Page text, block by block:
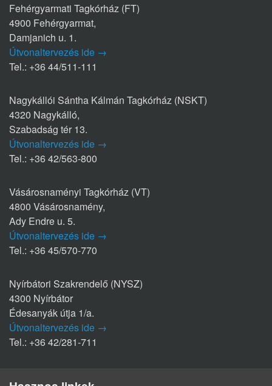
Fehérgyarmati Tagkórház (FT)
4900 Fehérgyarmat,
Damjanich u. 1.
Útvonaltervezés ide →
Tel.: +36 44/511-111
Nagykállói Sántha Kálmán Tagkórház (NSKT)
4320 Nagykálló,
Szabadság tér 13.
Útvonaltervezés ide →
Tel.: +36 42/563-800
Vásárosnaményi Tagkórház (VT)
4800 Vásárosnamény,
Ady Endre u. 5.
Útvonaltervezés ide →
Tel.: +36 45/570-770
Nyírbátori Szakrendelő (NYSZ)
4300 Nyírbátor
Édesanyák útja 1/a.
Útvonaltervezés ide →
Tel.: +36 42/281-711